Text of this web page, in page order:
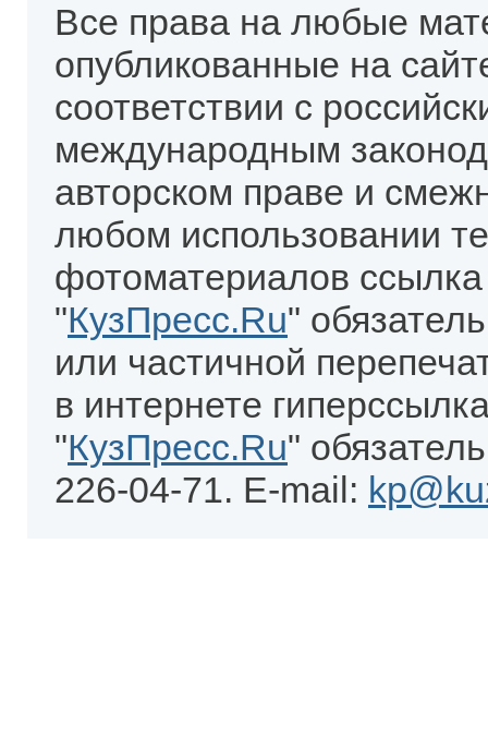
Все права на любые
опубликованные на
соответствии с
международным
авторском праве и
любом использовании
фотоматериалов
"КузПресс.Ru"
или частичной
в интернете
"КузПресс.Ru"
226-04-71. E-mail: